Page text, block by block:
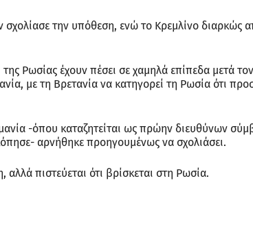
την υπόθεση, ενώ το Κρεμλίνο διαρκώς
της Ρωσίας έχουν πέσει σε χαμηλά επίπεδα μετά
με τη Βρετανία να κατηγορεί τη Ρωσία ότι
-όπου καταζητείται ως πρώην διευθύνων
αρνήθηκε προηγουμένως να σχολιάσει.
πιστεύεται ότι βρίσκεται στη Ρωσία.